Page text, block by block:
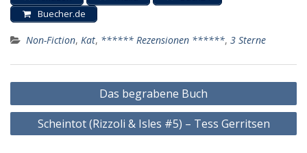
Buecher.de
Non-Fiction, Kat, ****** Rezensionen ******, 3 Sterne
Beitragsnavigation
Das begrabene Buch
Scheintot (Rizzoli & Isles #5) – Tess Gerritsen